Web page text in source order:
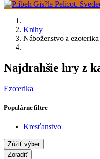
Knihy
Náboženstvo a ezoterika
Najdrahšie hry z
Ezoterika
Populárne filtre
Kresťanstvo
Zúžiť výber
Zoradiť